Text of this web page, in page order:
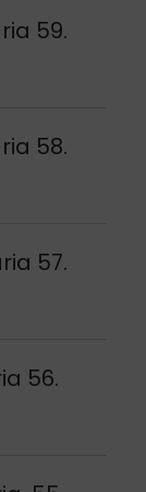
59.
58.
57.
56.